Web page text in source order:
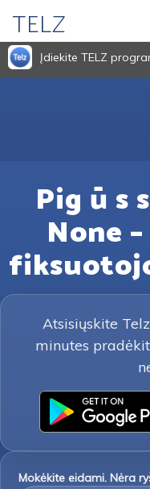
TELZ
Įdiekite TELZ
Pig ū s
None
Atsisiųskite
minutes
Mokėkite eidami. Nėra